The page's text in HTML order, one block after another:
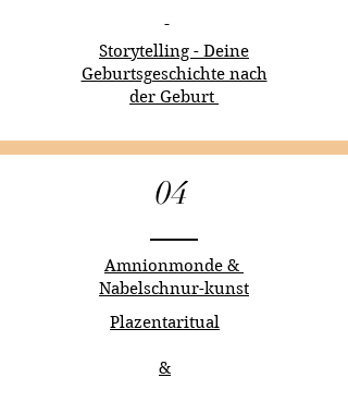
Storytelling - Deine
Geburtsgeschichte nach
der Geburt
04
Amnionmonde &
Nabelschnur-kunst
Plazentaritual
&